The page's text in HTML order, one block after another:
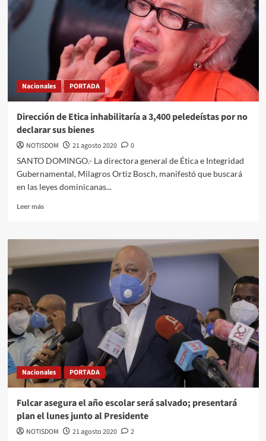
Nacionales PORTADA
Dirección de Etica inhabilitaría a 3,400 peledeístas por no
declarar sus bienes
NOTISDOM 21 agosto 2020
0
SANTO DOMINGO.- La directora general de Ética e Integridad
Gubernamental, Milagros Ortiz Bosch, manifestó que buscará
en las leyes dominicanas...
Leer más
Nacionales PORTADA
Fulcar asegura el año escolar será salvado; presentará
plan el lunes junto al Presidente
NOTISDOM 21 agosto 2020
2